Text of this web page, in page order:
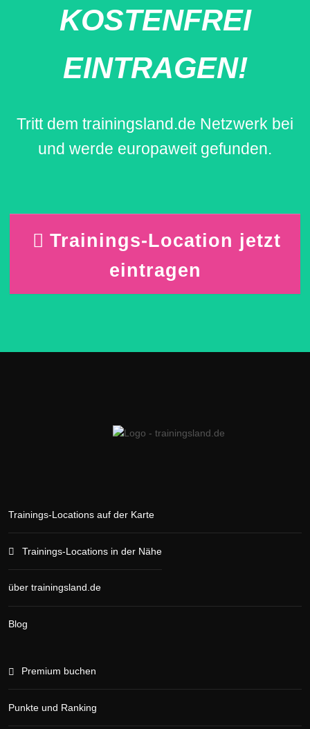
KOSTENFREI
EINTRAGEN!
Tritt dem trainingsland.de Netzwerk bei
und werde europaweit gefunden.
Trainings-Location jetzt
eintragen
Trainings-Locations auf der Karte
Trainings-Locations in der Nähe
über trainingsland.de
Blog
Premium buchen
Punkte und Ranking